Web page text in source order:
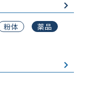
粉体
薬品